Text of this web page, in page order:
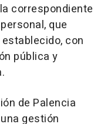
correspondiente
que
con
pública y
de Palencia
gestión